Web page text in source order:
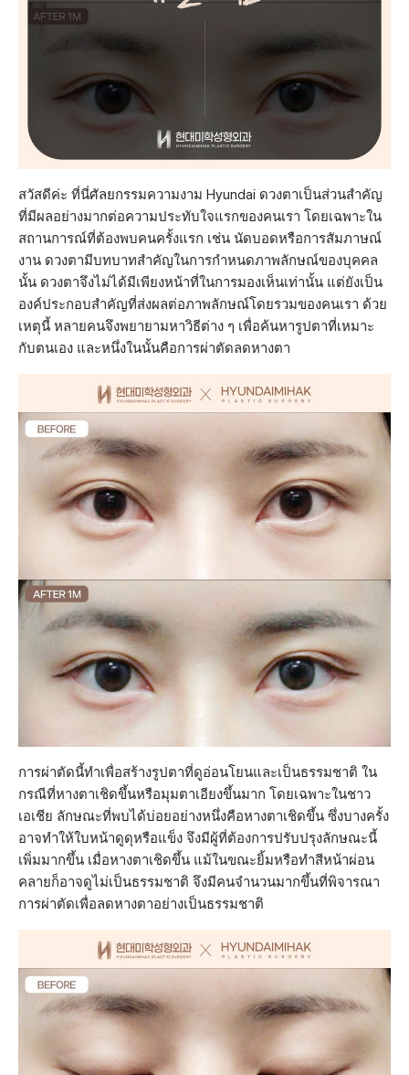
สวัสดีค่ะ ที่นี่ศัลยกรรมความงาม Hyundai ดวงตาเป็นส่วนสำคัญ
ที่มีผลอย่างมากต่อความประทับใจแรกของคนเรา โดยเฉพาะใน
สถานการณ์ที่ต้องพบคนครั้งแรก เช่น นัดบอดหรือการสัมภาษณ์
งาน ดวงตามีบทบาทสำคัญในการกำหนดภาพลักษณ์ของบุคคล
นั้น ดวงตาจึงไม่ได้มีเพียงหน้าที่ในการมองเห็นเท่านั้น แต่ยังเป็น
องค์ประกอบสำคัญที่ส่งผลต่อภาพลักษณ์โดยรวมของคนเรา ด้วย
เหตุนี้ หลายคนจึงพยายามหาวิธีต่าง ๆ เพื่อค้นหารูปตาที่เหมาะ
กับตนเอง และหนึ่งในนั้นคือการผ่าตัดลดหางตา
การผ่าตัดนี้ทำเพื่อสร้างรูปตาที่ดูอ่อนโยนและเป็นธรรมชาติ ใน
กรณีที่หางตาเชิดขึ้นหรือมุมตาเอียงขึ้นมาก โดยเฉพาะในชาว
เอเชีย ลักษณะที่พบได้บ่อยอย่างหนึ่งคือหางตาเชิดขึ้น ซึ่งบางครั้ง
อาจทำให้ใบหน้าดูดุหรือแข็ง จึงมีผู้ที่ต้องการปรับปรุงลักษณะนี้
เพิ่มมากขึ้น เมื่อหางตาเชิดขึ้น แม้ในขณะยิ้มหรือทำสีหน้าผ่อน
คลายก็อาจดูไม่เป็นธรรมชาติ จึงมีคนจำนวนมากขึ้นที่พิจารณา
การผ่าตัดเพื่อลดหางตาอย่างเป็นธรรมชาติ